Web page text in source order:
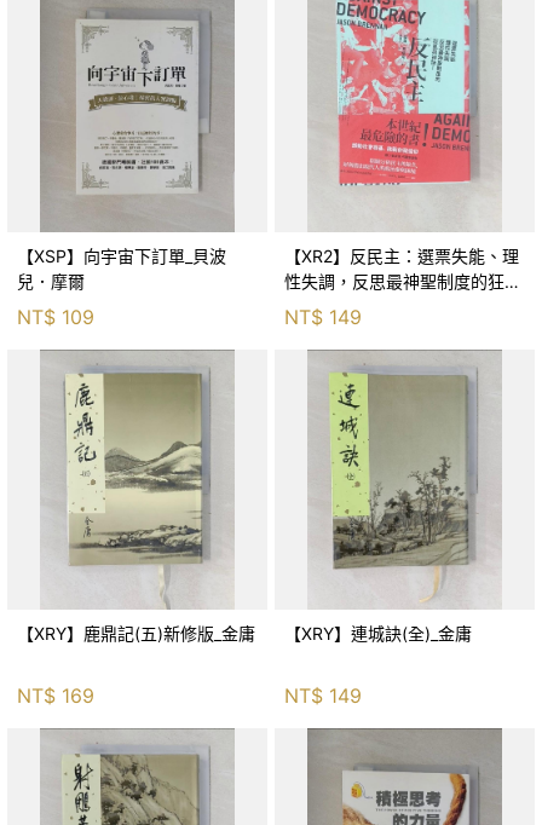
【XSP】向宇宙下訂單_貝波
兒．摩爾
NT$ 109
【XR2】反民主：選票失能、理
性失調，反思最神聖制度的狂亂
NT$ 149
【XRY】鹿鼎記(五)新修版_金庸
NT$ 169
【XRY】連城訣(全)_金庸
NT$ 149